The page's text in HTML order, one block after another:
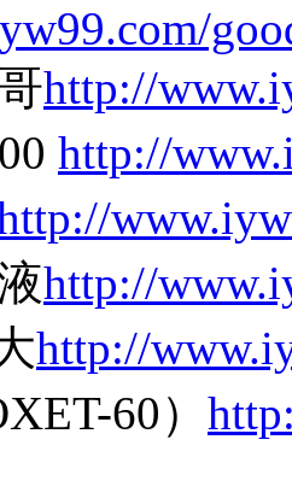
http://
http://
http://
http://
60）